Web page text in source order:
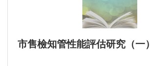
市售檢知管性能評估研究（一）